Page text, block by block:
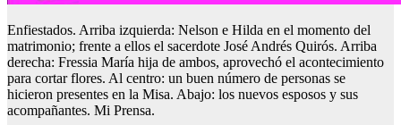
Enfiestados. Arriba izquierda: Nelson e Hilda en el momento del
matrimonio; frente a ellos el sacerdote José Andrés Quirós. Arriba
derecha: Fressia María hija de ambos, aprovechó el acontecimiento
para cortar flores. Al centro: un buen número de personas se
hicieron presentes en la Misa. Abajo: los nuevos esposos y sus
acompañantes. Mi Prensa.